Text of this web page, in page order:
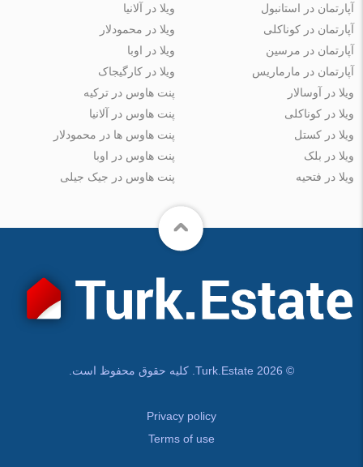
آپارتمان در استانبول
آپارتمان در کوناکلی
آپارتمان در مرسین
آپارتمان در مارماریس
ویلا در آلانیا
ویلا در محمودلار
ویلا در اوبا
ویلا در کارگیجاک
ویلا در آوسالار
ویلا در کوناکلی
ویلا در کستل
ویلا در بلک
ویلا در فتحیه
پنت هاوس در ترکیه
پنت هاوس در آلانیا
پنت هاوس ها در محمودلار
پنت هاوس در اوبا
پنت هاوس در جیک جیلی
© Turk.Estate 2026. کلیه حقوق محفوظ است.
Privacy policy
Terms of use